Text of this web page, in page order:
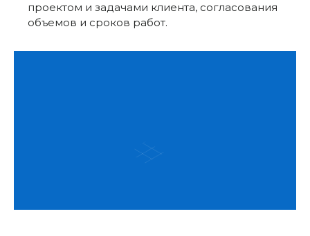
проектом и задачами клиента, согласования
объемов и сроков работ.